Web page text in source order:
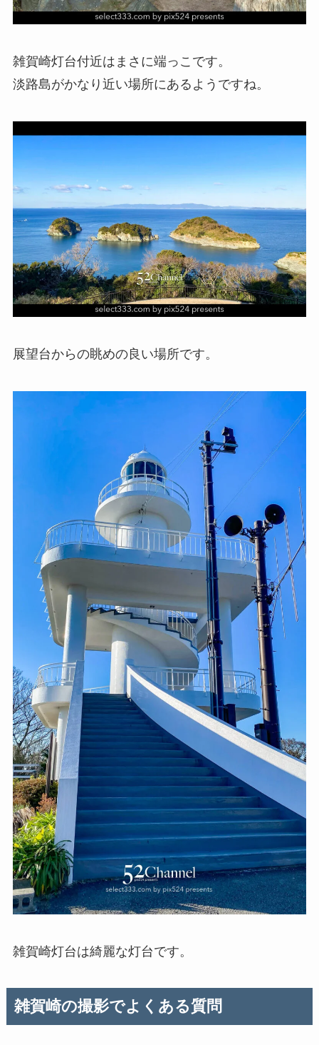
雑賀崎灯台付近はまさに端っこです。
淡路島がかなり近い場所にあるようですね。
展望台からの眺めの良い場所です。
雑賀崎灯台は綺麗な灯台です。
雑賀崎の撮影でよくある質問